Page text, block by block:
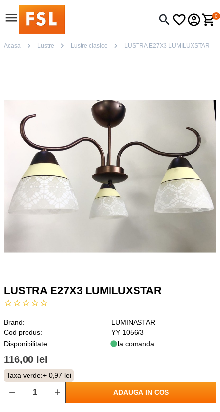
0
Acasa Lustre Lustre clasice LUSTRA E27X3 LUMILUXSTAR
LUSTRA E27X3 LUMILUXSTAR
Brand:
LUMINASTAR
Cod produs:
YY 1056/3
Disponibilitate:
la comanda
116,00 lei
Taxa verde:+ 0,97 lei
ADAUGA IN COS